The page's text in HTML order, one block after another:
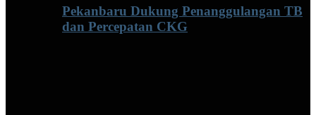
Pekanbaru Dukung Penanggulangan TB
dan Percepatan CKG